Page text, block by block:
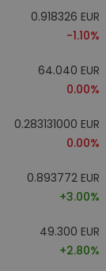
0.918326 EUR
-1.10%
64.040 EUR
0.00%
0.283131000 EUR
0.00%
0.893772 EUR
+3.00%
49.300 EUR
+2.80%